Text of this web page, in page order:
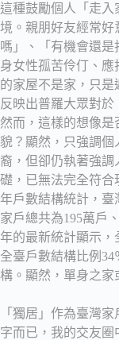
這種鼓勵個人「走入
境。親朋好友經常好
嗎」、「有機會還
身女性孤苦伶仃、
的家屋不是家，只
反映出普羅大眾對於
然而，這樣的想像
貌？顯然，只強調個
裔，但卻仍執著強
礎，已無法完全符合
年戶數結構統計，臺
家戶總共為195萬戶
年的最新統計顯示，
全臺戶數結構比例
構。顯然，單身之家
「獨居」作為臺灣
字而已，我的交友